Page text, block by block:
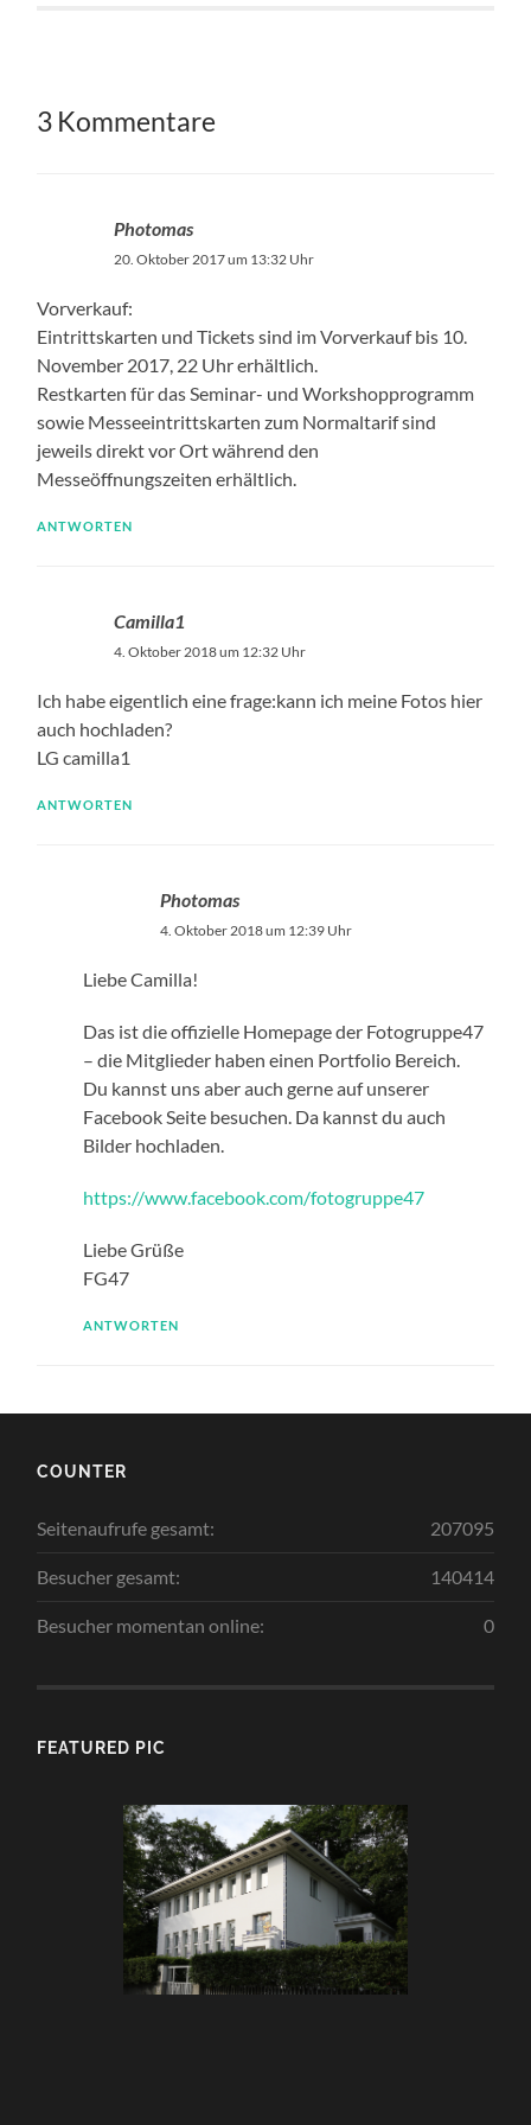
3 Kommentare
Photomas
20. Oktober 2017 um 13:32 Uhr
Vorverkauf:
Eintrittskarten und Tickets sind im Vorverkauf bis 10.
November 2017, 22 Uhr erhältlich.
Restkarten für das Seminar- und Workshopprogramm
sowie Messeeintrittskarten zum Normaltarif sind
jeweils direkt vor Ort während den
Messeöffnungszeiten erhältlich.
ANTWORTEN
Camilla1
4. Oktober 2018 um 12:32 Uhr
Ich habe eigentlich eine frage:kann ich meine Fotos hier
auch hochladen?
LG camilla1
ANTWORTEN
Photomas
4. Oktober 2018 um 12:39 Uhr
Liebe Camilla!
Das ist die offizielle Homepage der Fotogruppe47
– die Mitglieder haben einen Portfolio Bereich.
Du kannst uns aber auch gerne auf unserer
Facebook Seite besuchen. Da kannst du auch
Bilder hochladen.
https://www.facebook.com/fotogruppe47
Liebe Grüße
FG47
ANTWORTEN
COUNTER
207095
Seitenaufrufe gesamt:
140414
Besucher gesamt:
0
Besucher momentan online:
FEATURED PIC